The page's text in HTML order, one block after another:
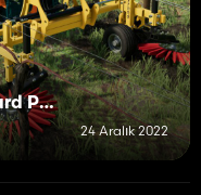
FERRAND / DHUGUES Vineyard Pack
24 Aralık 2022